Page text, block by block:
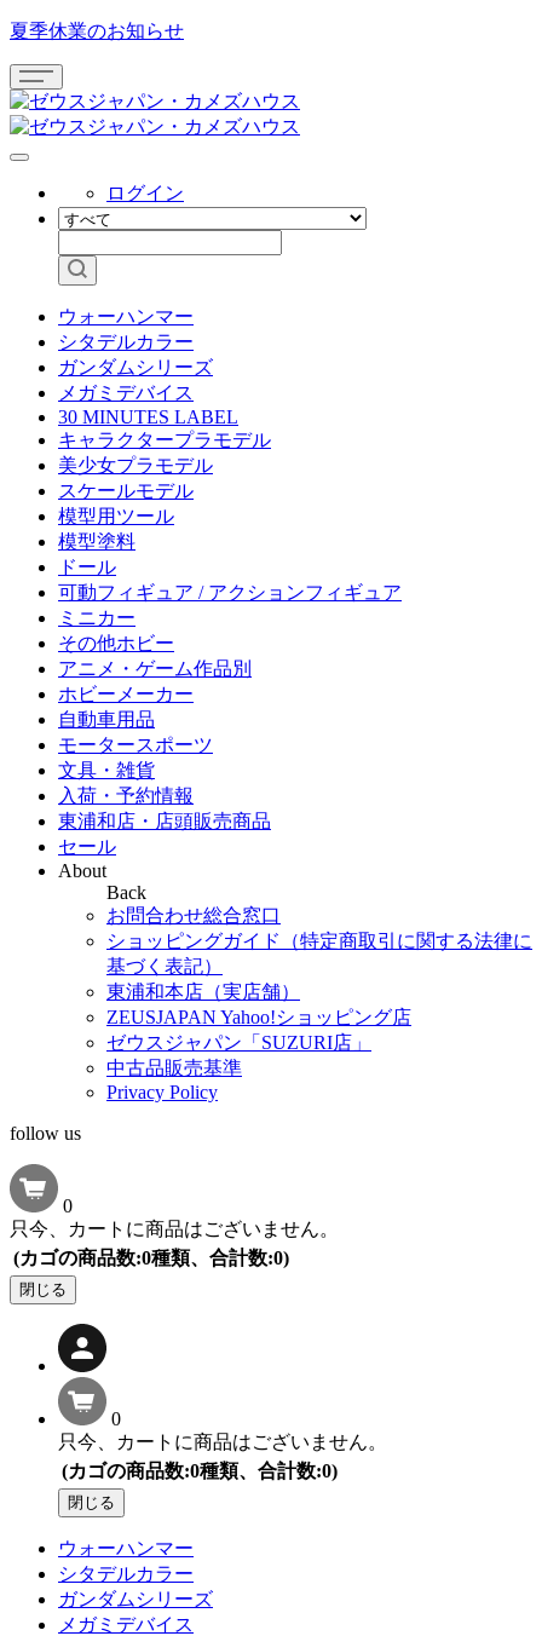
夏季休業のお知らせ
ログイン
ウォーハンマー
シタデルカラー
ガンダムシリーズ
メガミデバイス
30 MINUTES LABEL
キャラクタープラモデル
美少女プラモデル
スケールモデル
模型用ツール
模型塗料
ドール
可動フィギュア / アクションフィギュア
ミニカー
その他ホビー
アニメ・ゲーム作品別
ホビーメーカー
自動車用品
モータースポーツ
文具・雑貨
入荷・予約情報
東浦和店・店頭販売商品
セール
About
Back
お問合わせ総合窓口
ショッピングガイド（特定商取引に関する法律に
基づく表記）
東浦和本店（実店舗）
ZEUSJAPAN Yahoo!ショッピング店
ゼウスジャパン「SUZURI店」
中古品販売基準
Privacy Policy
follow us
0
只今、カートに商品はございません。
(カゴの商品数:0種類、合計数:0)
閉じる
0
只今、カートに商品はございません。
(カゴの商品数:0種類、合計数:0)
閉じる
ウォーハンマー
シタデルカラー
ガンダムシリーズ
メガミデバイス